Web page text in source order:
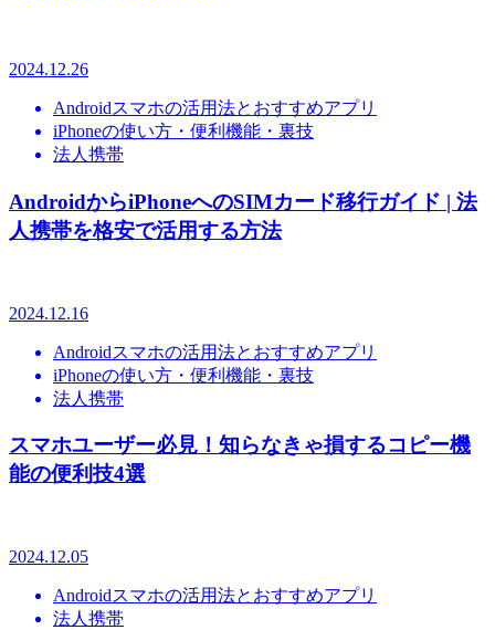
2024.12.26
Androidスマホの活用法とおすすめアプリ
iPhoneの使い方・便利機能・裏技
法人携帯
AndroidからiPhoneへのSIMカード移行ガイド | 法
人携帯を格安で活用する方法
2024.12.16
Androidスマホの活用法とおすすめアプリ
iPhoneの使い方・便利機能・裏技
法人携帯
スマホユーザー必見！知らなきゃ損するコピー機
能の便利技4選
2024.12.05
Androidスマホの活用法とおすすめアプリ
法人携帯